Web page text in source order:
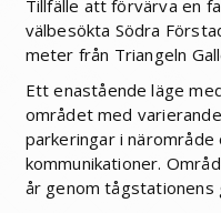
Tillfälle att förvärva en
välbesökta Södra
meter från Triangeln
Ett enastående läge
området med
parkeringar i närområde
kommunikationer.
år genom tågstationens